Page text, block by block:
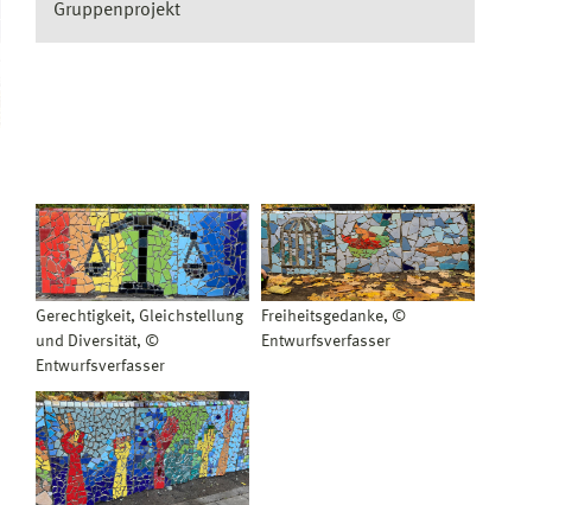
Gruppenprojekt
Gerechtigkeit, Gleichstellung
und Diversität, ©
Entwurfsverfasser
Freiheitsgedanke, ©
Entwurfsverfasser